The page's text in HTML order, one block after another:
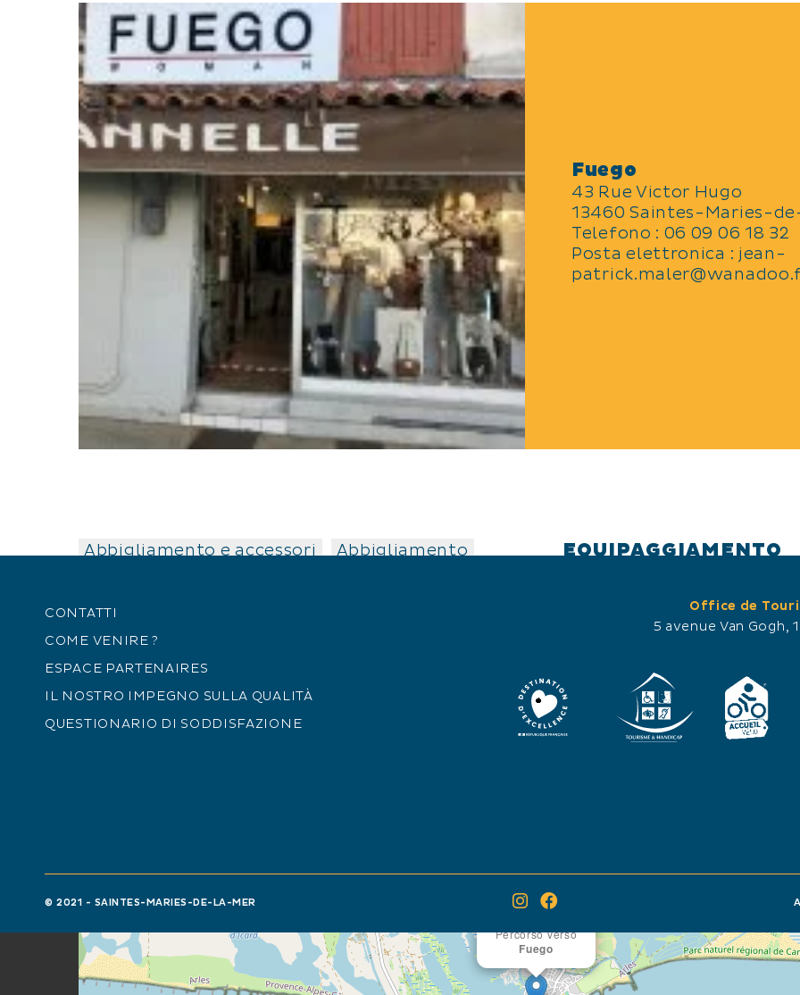
Fuego
43 Rue Victor Hugo
13460 Saintes-Maries-
Telefono : 06 09 06 18 32
Posta elettronica : jean-
Abbigliamento e accessori Abbigliamento
APERTURA
Tutto l'anno ogni giorno.
EQUIPAGGIAMENTO
Parcheggio vicino
Percorso verso
Fuego
×
CONTATTI
COME VENIRE ?
ESPACE PARTENAIRES
IL NOSTRO IMPEGNO SULLA QUALITÀ
QUESTIONARIO DI SODDISFAZIONE
Office de
5 avenue Van
© 2021 - SAINTES-MARIES-DE-LA-MER